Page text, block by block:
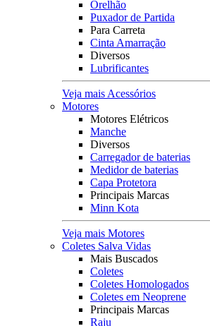
Orelhão
Puxador de Partida
Para Carreta
Cinta Amarração
Diversos
Lubrificantes
Veja mais Acessórios
Motores
Motores Elétricos
Manche
Diversos
Carregador de baterias
Medidor de baterias
Capa Protetora
Principais Marcas
Minn Kota
Veja mais Motores
Coletes Salva Vidas
Mais Buscados
Coletes
Coletes Homologados
Coletes em Neoprene
Principais Marcas
Raju